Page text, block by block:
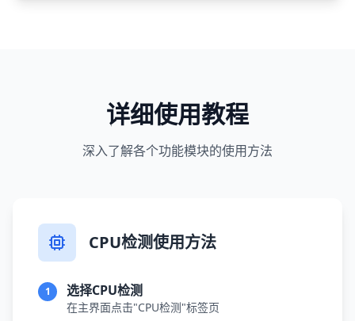
详细使用教程
深入了解各个功能模块的使用方法
CPU检测使用方法
1 选择CPU检测
在主界面点击"CPU检测"标签页